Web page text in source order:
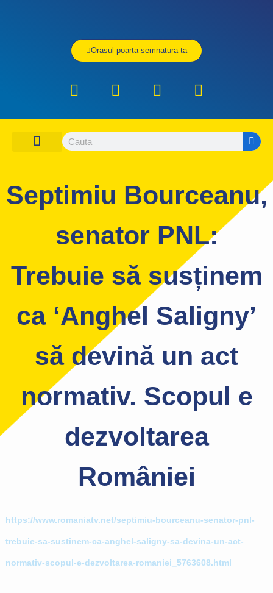
Orasul poarta semnatura ta
Septimiu Bourceanu,
senator PNL:
Trebuie să susținem
ca ‘Anghel Saligny’
să devină un act
normativ. Scopul e
dezvoltarea
României
https://www.romaniatv.net/septimiu-bourceanu-senator-pnl-
trebuie-sa-sustinem-ca-anghel-saligny-sa-devina-un-act-
normativ-scopul-e-dezvoltarea-romaniei_5763608.html